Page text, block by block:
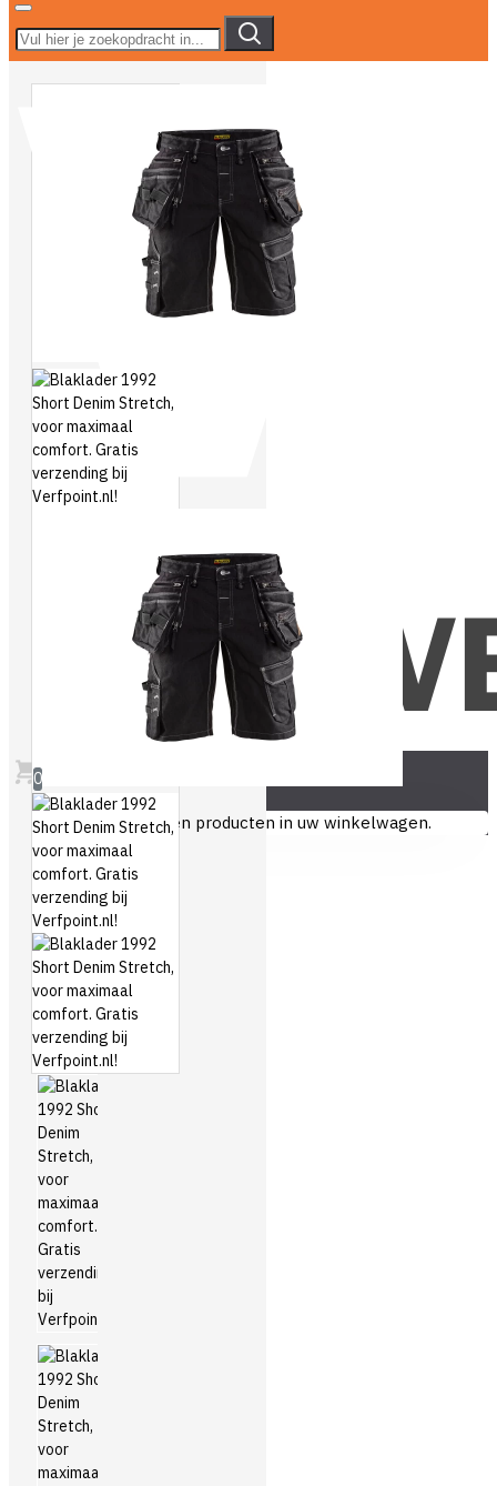
0
U heeft nog geen producten in uw winkelwagen.